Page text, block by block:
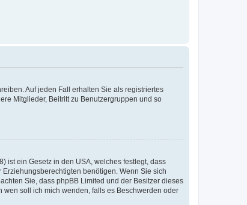
Auf jeden Fall erhalten Sie als registriertes
Mitglieder, Beitritt zu Benutzergruppen und so
ist ein Gesetz in den USA, welches festlegt, dass
benötigen. Wenn Sie sich
Sie, dass phpBB Limited und der Besitzer dieses
soll ich mich wenden, falls es Beschwerden oder